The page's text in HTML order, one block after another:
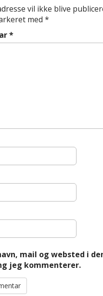
vil ikke blive
med *
*
mail og websted i
jeg kommenterer.